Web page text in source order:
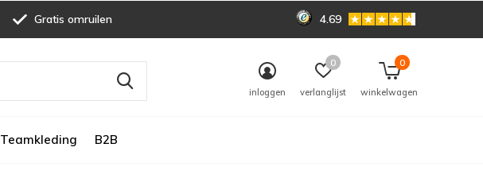
Teamkleding B2B
inloggen verlanglijst
0
winkelwagen
0
Gratis omruilen 4.69